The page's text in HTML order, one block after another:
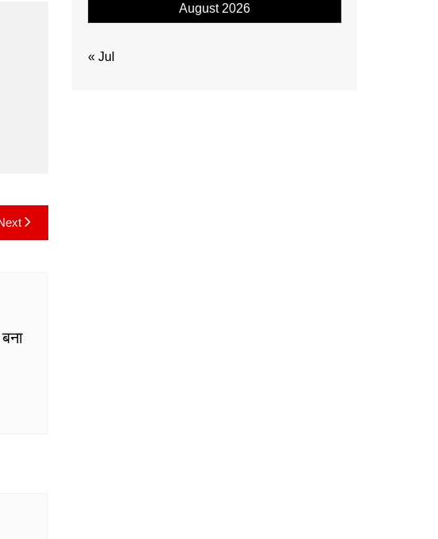
August 2026
« Jul